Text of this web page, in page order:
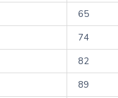
65
74
82
89